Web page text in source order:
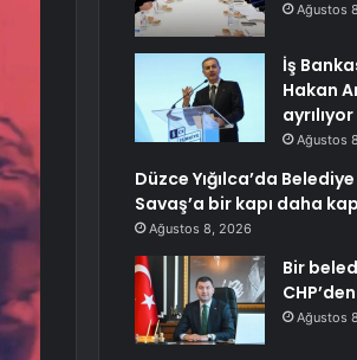
Ağustos
İş
Hakan
ayrılıyor
Ağustos
Düzce Yığılca’da
Savaş’a bir kapı daha
Ağustos 8, 2026
Bir
Ağustos